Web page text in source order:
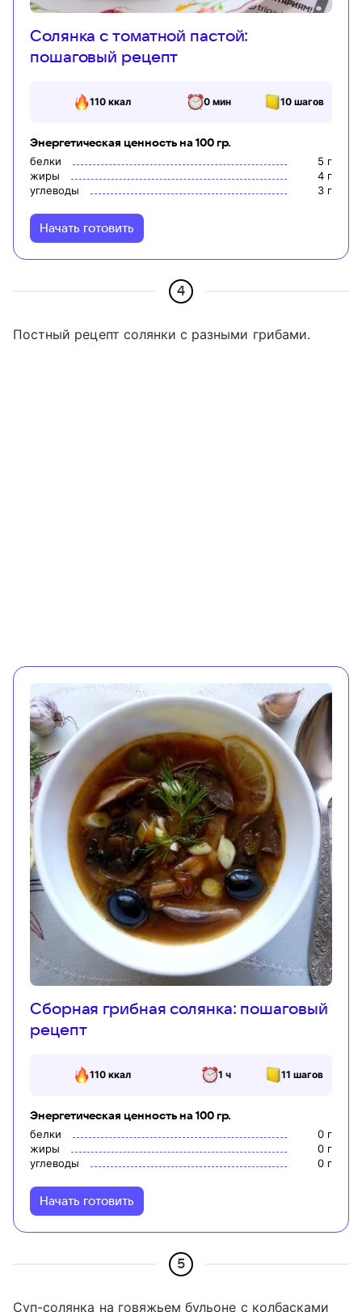
Солянка с томатной пастой:
пошаговый рецепт
110ккал 0 мин 10 шагов
Энергетическая ценность на 100 гр.
белки 5 г
жиры
4 г
углеводы
3 г
Начать готовить
4
Постный рецепт солянки с разными грибами.
Сборная грибная солянка: пошаговый
рецепт
110ккал 1 ч 11 шагов
Энергетическая ценность на 100 гр.
белки 0 г
жиры
0 г
углеводы
0 г
Начать готовить
5
Суп-солянка на говяжьем бульоне с колбасками